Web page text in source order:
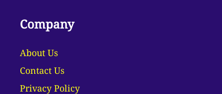
Company
About Us
Contact Us
Privacy Policy